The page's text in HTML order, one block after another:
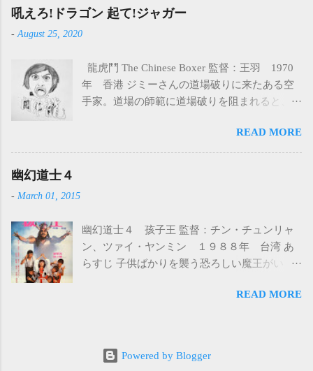
フリカ。白人のハンターたちは自分たちの利
益のためだけにハンティングをしている。象
とを聞かない。原住民の怒りを買った白人ハ
ンターたちは原住民に襲われます。今度は自
分たちが狩られる番になってしまいました。
の大自然の中で繰り広げられる逃走バトル。
映像は美しく、灼熱の大地の中命がけの逃走
が始まります。原住民に襲撃されてから、ほ
せんが、その動作や表情で何が言いたいのか
から逃げるだけでなく、反撃をし、武器や靴
吼えろ!ドラゴン 起て!ジャガー
-August 25, 2020
龍虎鬥 The Chinese Boxer 監督：王羽 1970
年 香港 ジミーさんの道場破りに来たある空
手家。道場の師範に道場破りを阻まれると、
場はめちゃくちゃにされ、生き残ったジミー
さんは、みんなの仇を取るために鍛え、復讐
る ・田中(王鍾)もいいよ ・キョンシーみたい
な客 ・ゴエモンパイナポー王青 ・北島さんが
やられた後、寝てるみたいでかわいい ・北島
READ MORE
幽幻道士４
- March 01, 2015
幽幻道士４ 孩子王 監督：チン・チュンリャ
ン、ツァイ・ヤンミン １９８８年 台湾 あ
らすじ 子供ばかりを襲う恐ろしい魔王がい
を挑んだ。しかし、青龍は魔王に乗り移られ
必死で戦ったが、青龍の妻のリンリンは殺さ
れてしまう。金おじいさんは間一髪のところ
READ MORE
Powered by Blogger